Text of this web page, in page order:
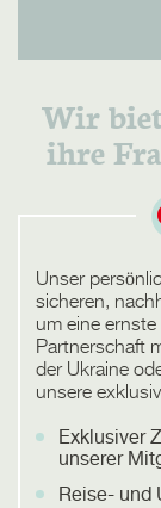
Wir
ihre
Unser
sicheren,
um eine
Partnerschaft
der Ukraine
unsere
Exklusiver
unserer
Reise- und